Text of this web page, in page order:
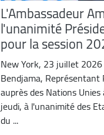
L'Ambassadeur
l'unanimité
pour la session
New York, 23 juillet
Bendjama,
auprès des Nations
jeudi, à l'unanimité des
du ...